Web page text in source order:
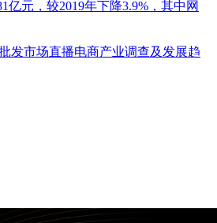
亿元，较2019年下降3.9%，其中网